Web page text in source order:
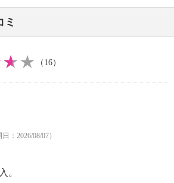
色移り注意
ミ
（16）
：2026/08/07）
。